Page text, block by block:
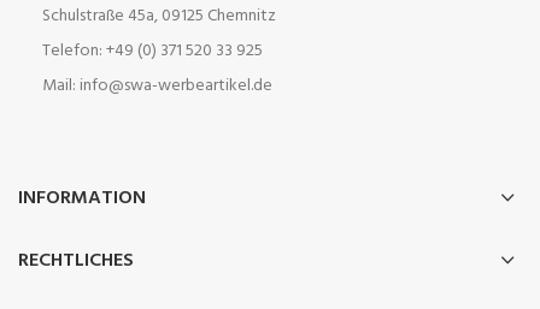
Schulstraße 45a, 09125 Chemnitz
Telefon: +49 (0) 371 520 33 925
Mail: info@swa-werbeartikel.de
INFORMATION
RECHTLICHES